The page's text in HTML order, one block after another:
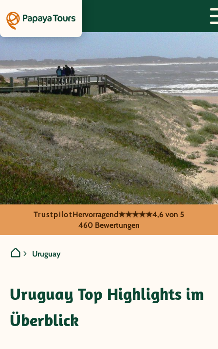
Uruguay
TrustpilotHervorragend★★★★★4,6 von 5
460 Bewertungen
Uruguay
Uruguay Top Highlights im
Überblick